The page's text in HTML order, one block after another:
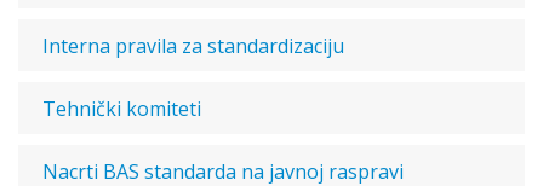
Interna pravila za standardizaciju
Tehnički komiteti
Nacrti BAS standarda na javnoj raspravi